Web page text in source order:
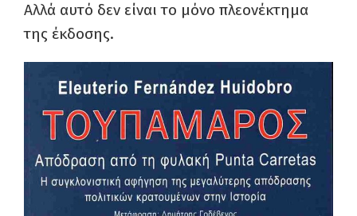
Αλλά αυτό δεν είναι το μόνο πλεονέκτημα
της έκδοσης.